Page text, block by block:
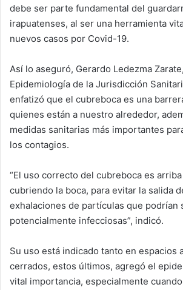
debe ser parte fundamental del
irapuatenses, al ser una herramienta
nuevos casos por Covid-19.
Así lo aseguró, Gerardo Ledezma
Epidemiología de la Jurisdicción
enfatizó que el cubreboca es una
quienes están a nuestro alrededor,
medidas sanitarias más importantes
los contagios.
“El uso correcto del cubreboca es
cubriendo la boca, para evitar la salida
exhalaciones de partículas que podrían
potencialmente infecciosas”, indicó.
Su uso está indicado tanto en espacios
cerrados, estos últimos, agregó el
vital importancia, especialmente